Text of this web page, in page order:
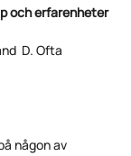
och erfarenheter
D. Ofta
någon av